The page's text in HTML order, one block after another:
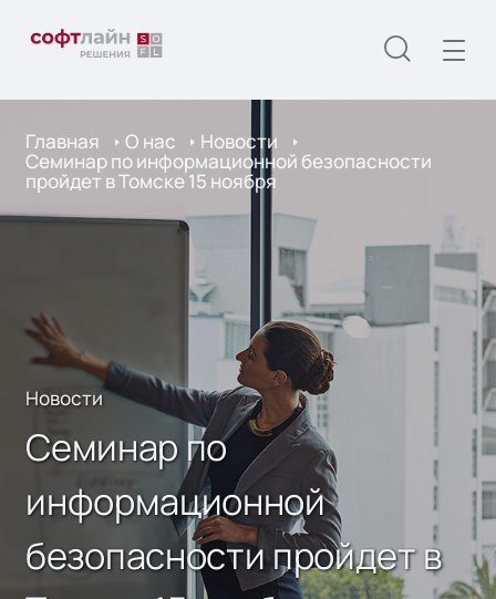
Главная О нас Новости
Семинар по информационной безопасности
пройдет в Томске 15 ноября
Новости
Семинар по
информационной
безопасности пройдет в